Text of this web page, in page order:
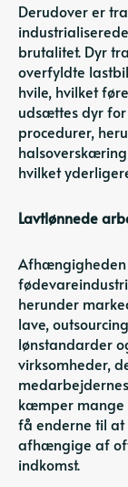
Derudover er
brutalitet. Dyr
overfyldte
hvile, hvilket
udsættes dyr
procedurer,
hvilket
Lavtlønnede
herunder
lave,
lønstandarder
virksomheder,
kæmper
få enderne til
afhængige af
indkomst.